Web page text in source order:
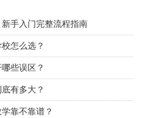
手入门完整流程指南
怎么选？
些误区？
有多大？
靠不靠谱？